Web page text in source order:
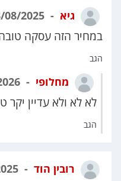
גיא
במחיר הזה עסקה
הגב
מחלופי
לא לא ולא עדיין יקר
הגב
רובין הוד